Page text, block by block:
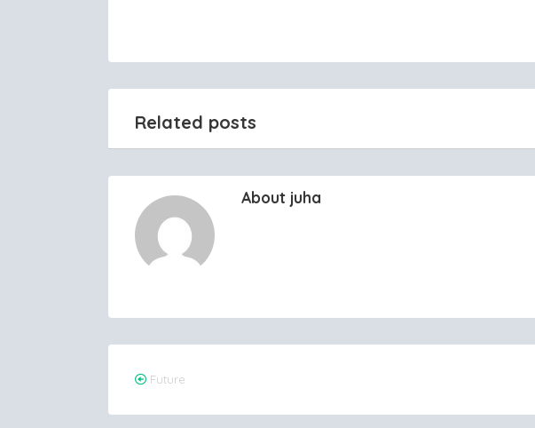
Related posts
About juha
Post
navigation
Future